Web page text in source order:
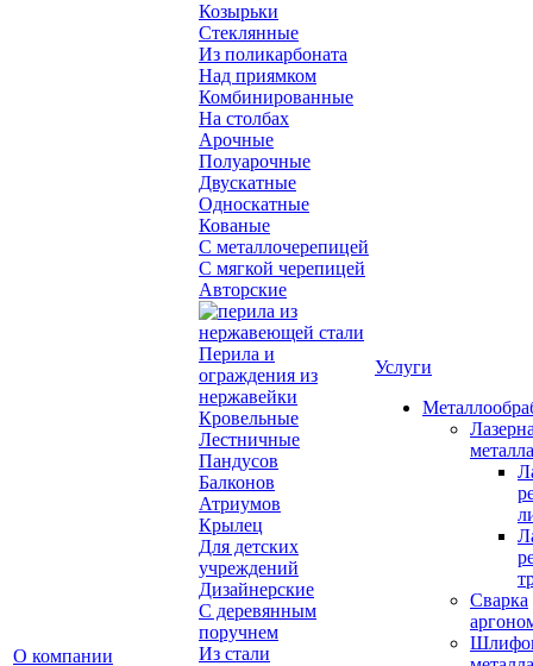
О компании
Козырьки
Стеклянные
Из поликарбоната
Над приямком
Комбинированные
На столбах
Арочные
Полуарочные
Двускатные
Односкатные
Кованые
С металлочерепицей
С мягкой черепицей
Авторские
Перила и
ограждения из
нержавейки
Кровельные
Лестничные
Пандусов
Балконов
Атриумов
Крылец
Для детских
учреждений
Дизайнерские
С деревянным
поручнем
Из стали
Услуги
металла
Сварка